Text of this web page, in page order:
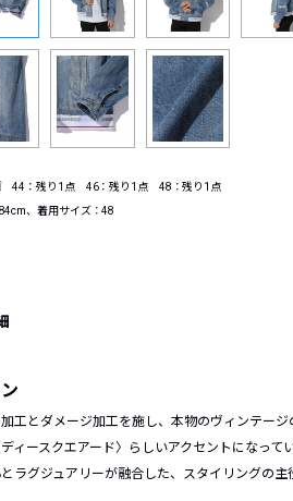
44：残り1点 46：残り1点 48：残り1点
、着用サイズ：48
工とダメージ加工を施し、本物のヴィンテー
ィースクエアード〉らしいアクセントになっ
ラグジュアリーが融合した、スタイリングの主